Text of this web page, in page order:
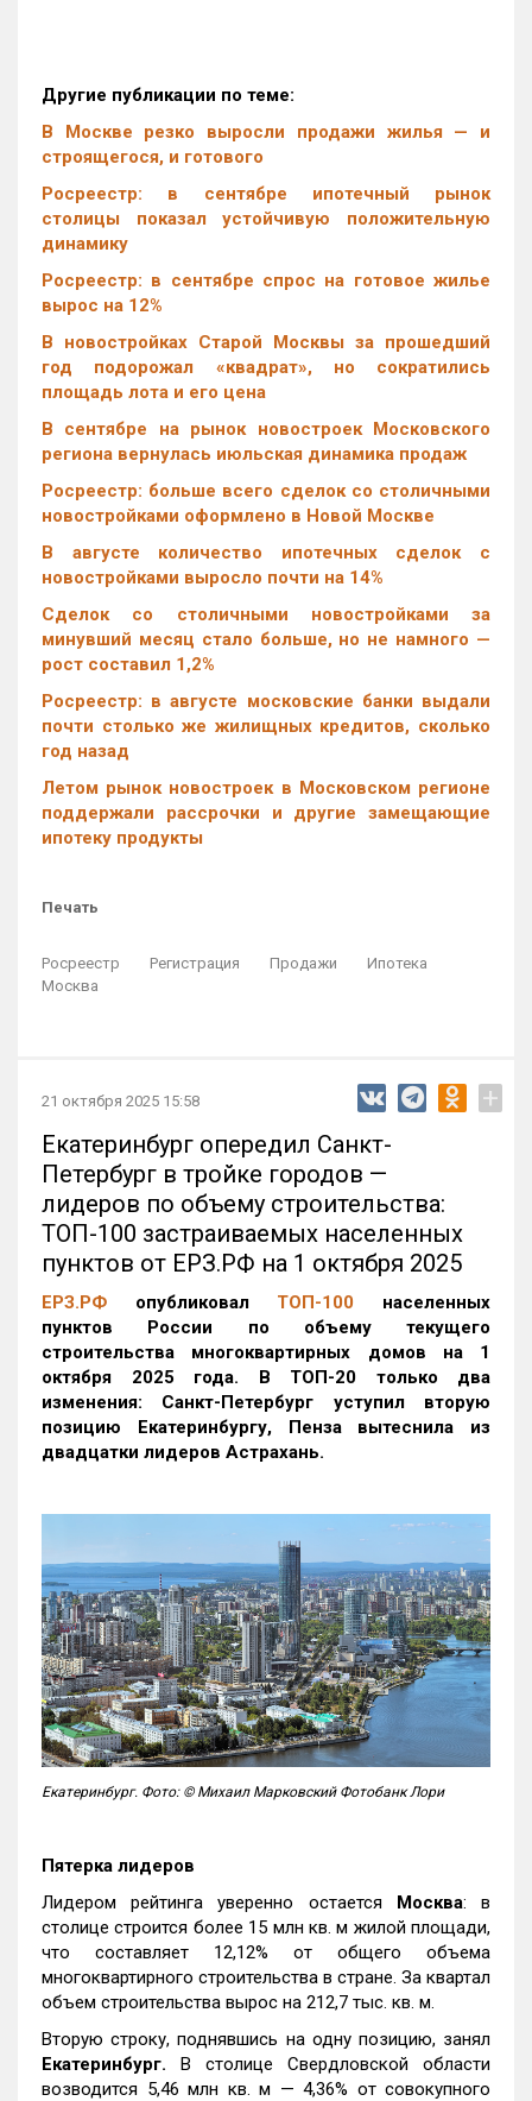
Другие публикации по теме:
В Москве резко выросли продажи жилья — и
строящегося, и готового
Росреестр: в сентябре ипотечный рынок
столицы показал устойчивую положительную
динамику
Росреестр: в сентябре спрос на готовое жилье
вырос на 12%
В новостройках Старой Москвы за прошедший
год подорожал «квадрат», но сократились
площадь лота и его цена
В сентябре на рынок новостроек Московского
региона вернулась июльская динамика продаж
Росреестр: больше всего сделок со столичными
новостройками оформлено в Новой Москве
В августе количество ипотечных сделок с
новостройками выросло почти на 14%
Cделок со столичными новостройками за
минувший месяц стало больше, но не намного —
рост составил 1,2%
Росреестр: в августе московские банки выдали
почти столько же жилищных кредитов, сколько
год назад
Летом рынок новостроек в Московском регионе
поддержали рассрочки и другие замещающие
ипотеку продукты
Печать
Росреестр Регистрация Продажи
Ипотека
Москва
21 октября 2025 15:58 +
Екатеринбург опередил Санкт-
Петербург в тройке городов —
лидеров по объему строительства:
ТОП-100 застраиваемых населенных
пунктов от ЕРЗ.РФ на 1 октября 2025
ЕРЗ.РФ опубликовал ТОП-100 населенных
пунктов России по объему текущего
строительства многоквартирных домов на 1
октября 2025 года. В ТОП-20 только два
изменения: Санкт-Петербург уступил вторую
позицию Екатеринбургу, Пенза вытеснила из
двадцатки лидеров Астрахань.
Екатеринбург. Фото: © Михаил Марковский Фотобанк Лори
Пятерка лидеров
Лидером рейтинга уверенно остается Москва: в
столице строится более 15 млн кв. м жилой площади,
что составляет 12,12% от общего объема
многоквартирного строительства в стране. За квартал
объем строительства вырос на 212,7 тыс. кв. м.
Вторую строку, поднявшись на одну позицию, занял
Екатеринбург. В столице Свердловской области
возводится 5,46 млн кв. м — 4,36% от совокупного